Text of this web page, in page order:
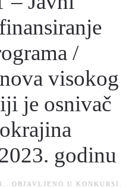
/
visokog
je osnivač
godinu
. OBJAVLJENO U KONKURSI